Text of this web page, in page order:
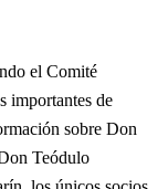
el Comité
importantes de
sobre Don
Teódulo